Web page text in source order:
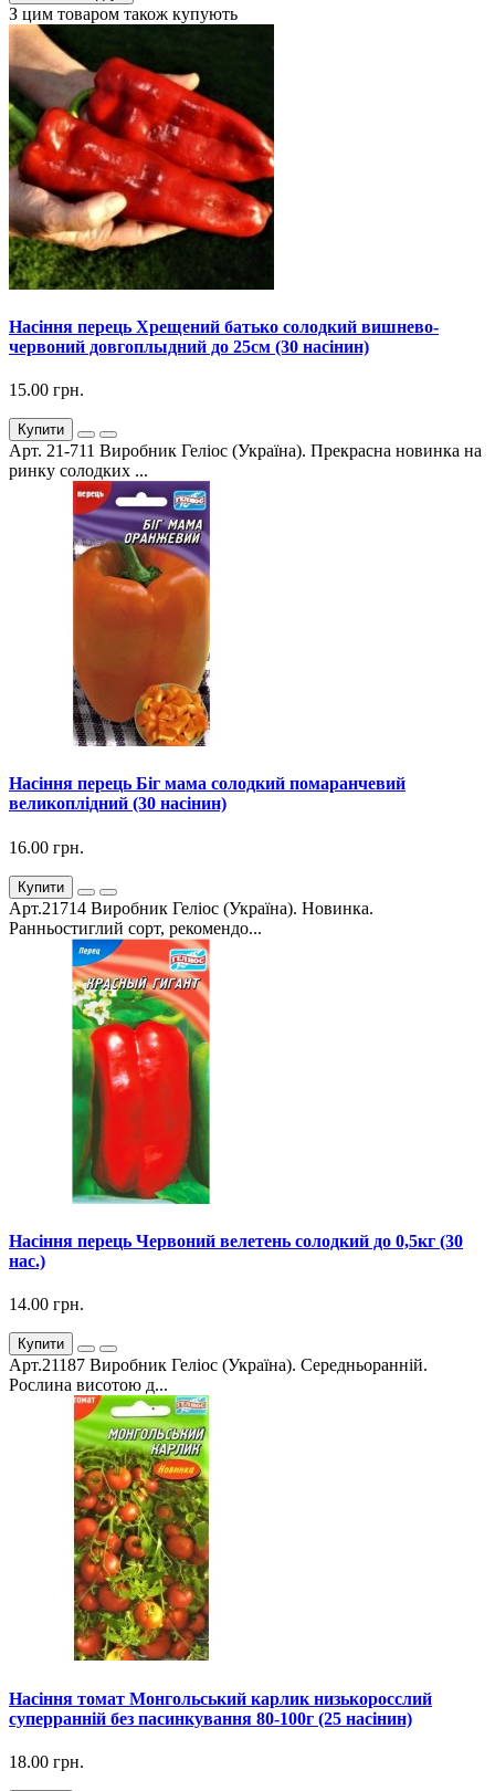
З цим товаром також купують
Насіння перець Хрещений батько солодкий вишнево-
червоний довгоплыдний до 25см (30 насінин)
15.00 грн.
Купити
Арт. 21-711 Виробник Геліос (Україна). Прекрасна новинка на
ринку солодких ...
Насіння перець Біг мама солодкий помаранчевий
великоплідний (30 насінин)
16.00 грн.
Купити
Арт.21714 Виробник Геліос (Україна). Новинка.
Ранньостиглий сорт, рекомендо...
Насіння перець Червоний велетень солодкий до 0,5кг (30
нас.)
14.00 грн.
Купити
Арт.21187 Виробник Геліос (Україна). Середньоранній.
Рослина висотою д...
Насіння томат Монгольський карлик низькоросслий
суперранній без пасинкування 80-100г (25 насінин)
18.00 грн.